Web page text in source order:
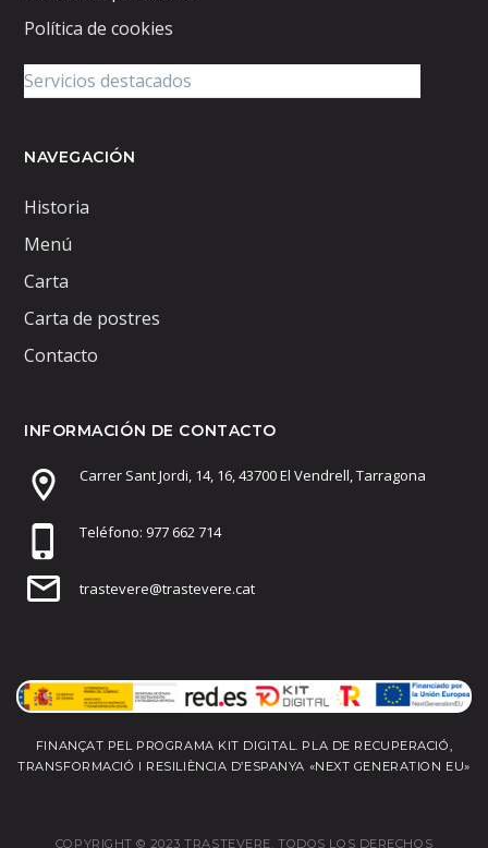
Política de cookies
NAVEGACIÓN
Historia
Menú
Carta
Carta de postres
Contacto
INFORMACIÓN DE CONTACTO
Carrer Sant Jordi, 14, 16, 43700 El Vendrell, Tarragona
Teléfono: 977 662 714
trastevere@trastevere.cat
FINANÇAT PEL PROGRAMA KIT DIGITAL. PLA DE RECUPERACIÓ,
TRANSFORMACIÓ I RESILIÈNCIA D’ESPANYA «NEXT GENERATION EU»
COPYRIGHT © 2023 TRASTEVERE. TODOS LOS DERECHOS